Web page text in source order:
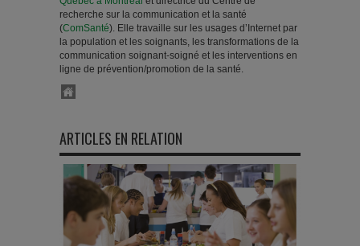
recherche sur la communication et la santé
(ComSanté). Elle travaille sur les usages d’Internet par
la population et les soignants, les transformations de la
communication soignant-soigné et les interventions en
ligne de prévention/promotion de la santé.
ARTICLES EN RELATION